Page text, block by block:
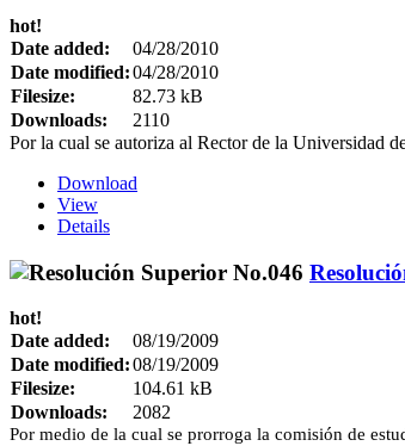
hot!
Date added:
04/28/2010
Date modified:04/28/2010
Filesize:
82.73 kB
Downloads:
2110
Por la cual se autoriza al Rector de la Universidad
Download
View
Details
hot!
Date added:
08/19/2009
Date modified:08/19/2009
Filesize:
104.61 kB
Downloads:
2082
Por medio de la cual se prorroga la comisión de